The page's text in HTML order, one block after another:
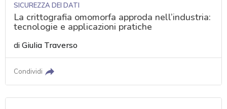
SICUREZZA DEI DATI
La crittografia omomorfa approda nell’industria:
tecnologie e applicazioni pratiche
diGiulia Traverso
Condividi